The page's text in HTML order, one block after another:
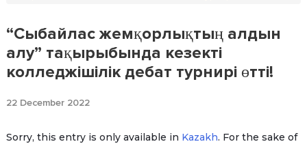
“Сыбайлас жемқорлықтың алдын
алу” тақырыбында кезекті
колледжішілік дебат турнирі өтті!
22 December 2022
Sorry, this entry is only available in Kazakh. For the sake of